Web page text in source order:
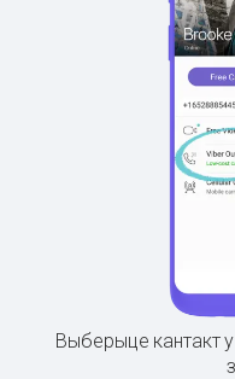
Выберыце кантакт у